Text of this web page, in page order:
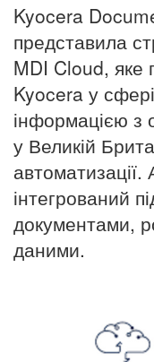
Kyocera
представила
MDI Cloud, яке
Kyocera у
інформацією з
у Великій
інтегрований
документами,
даними.